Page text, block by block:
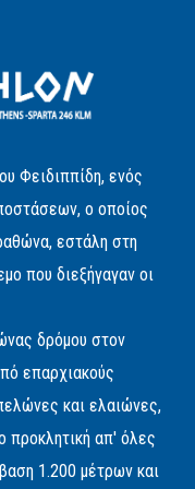
Φειδιππίδη, ενός
ο οποίος
εστάλη στη
που διεξήγαγαν οι
δρόμου στον
επαρχιακούς
και ελαιώνες,
προκλητική απ' όλες
1.200 μέτρων και